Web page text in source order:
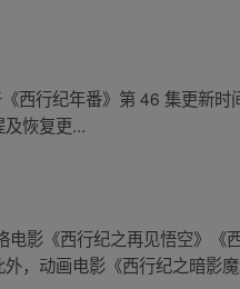
西行纪年番》第 46 集更新
恢复更...
电影《西行纪之再见悟空》
，动画电影《西行纪之暗影